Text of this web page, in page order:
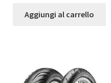
Aggiungi al carrello